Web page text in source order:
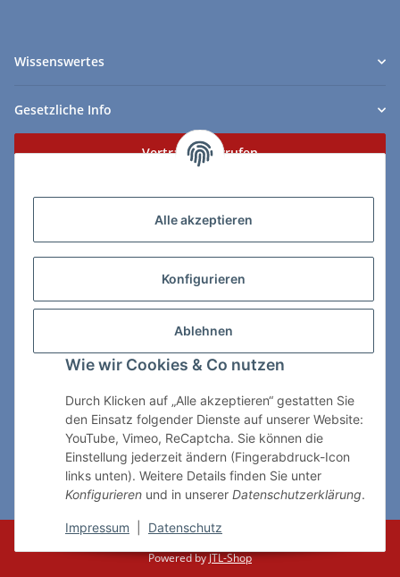
Alle akzeptieren
Konfigurieren
Ablehnen
Wie wir Cookies & Co nutzen
Durch Klicken auf „Alle akzeptieren“ gestatten Sie
den Einsatz folgender Dienste auf unserer Website:
YouTube, Vimeo, ReCaptcha. Sie können die
Einstellung jederzeit ändern (Fingerabdruck-Icon
links unten). Weitere Details finden Sie unter
Konfigurieren und in unserer Datenschutzerklärung.
Impressum Datenschutz
Wissenswertes
Gesetzliche Info
Vertrag widerrufen
ChessWare Schachversand
89264 Weissenhorn
Telefon: 0 7309 / 7999
shop@chessware.de
* Alle Preise inkl. gesetzlicher USt., zzgl.Versand
Powered byJTL-Shop